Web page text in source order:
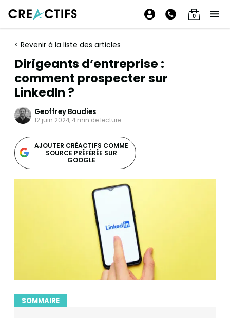
0
< Revenir à la liste des articles
Dirigeants d’entreprise :
comment prospecter sur
LinkedIn ?
Geoffrey Boudies
12 juin 2024, 4 min de lecture
AJOUTER CRÉACTIFS COMME
SOURCE PRÉFÉRÉE SUR
GOOGLE
SOMMAIRE